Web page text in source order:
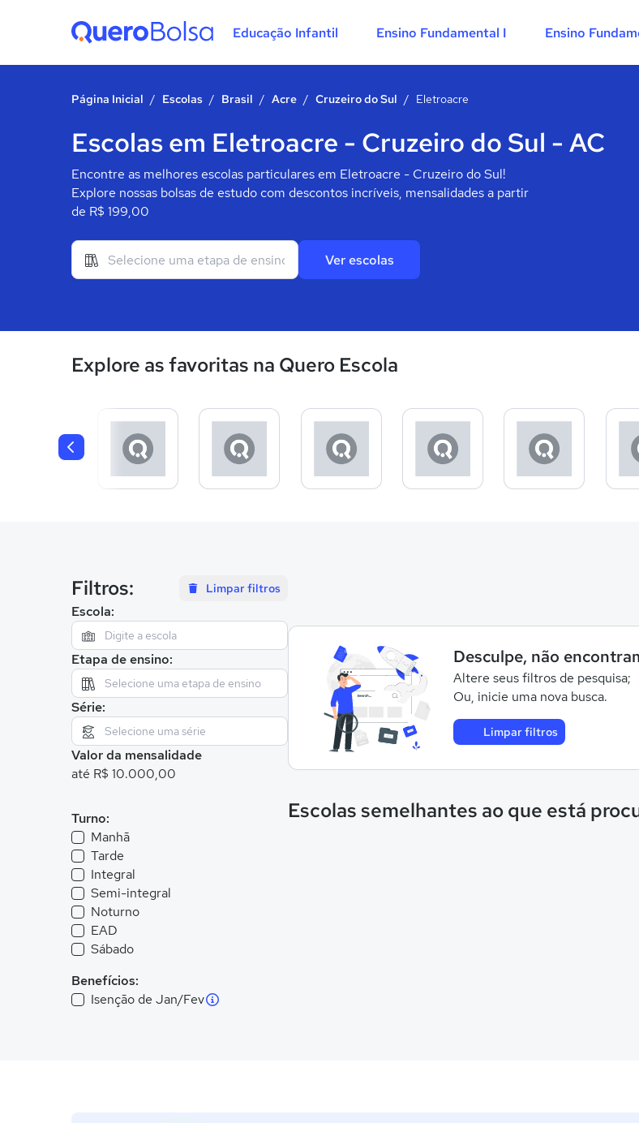
Educação Infantil Ensino Fundamental I Ensino
Página Inicial / Escolas / Brasil / Acre / Cruzeiro do Sul / Eletroacre
Escolas em Eletroacre - Cruzeiro do Sul - AC
Encontre as melhores escolas particulares em Eletroacre - Cruzeiro do Sul!
Explore nossas bolsas de estudo com descontos incríveis, mensalidades a partir
de R$ 199,00
Ver escolas
Explore as favoritas na Quero Escola
Filtros: Limpar filtros
Escola:
Etapa de ensino:
Série:
Valor da mensalidade
até R$ 10.000,00
Turno:
Manhã
Tarde
Integral
Semi-integral
Noturno
EAD
Sábado
Benefícios:
Isenção de Jan/Fev
Desculpe, não
Altere seus filtros de pesquisa;
Ou, inicie uma nova busca.
Limpar filtros
Escolas semelhantes ao que está